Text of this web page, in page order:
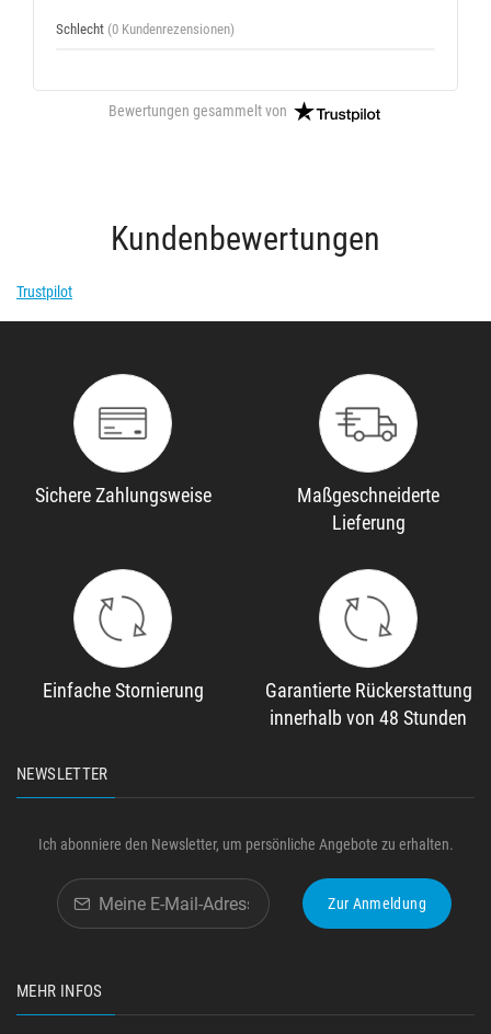
Schlecht (0 Kundenrezensionen)
Bewertungen gesammelt von
Kundenbewertungen
Trustpilot
Sichere Zahlungsweise
Maßgeschneiderte
Lieferung
Einfache Stornierung
Garantierte Rückerstattung
innerhalb von 48 Stunden
NEWSLETTER
Ich abonniere den Newsletter, um persönliche Angebote zu erhalten.
Zur Anmeldung
MEHR INFOS